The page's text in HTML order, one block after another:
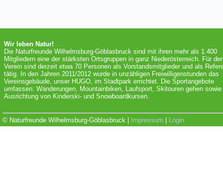
Wir leben Natur!
Die Naturfreunde Wilhelmsburg-Göblasbruck sind mit ihren mehr als 1.400
Mitgliedern eine der stärksten Ortsgruppen in ganz Niederösterreich. Für
Verein sind derzeit etwa 70 Personen als Vorstandsmitglieder und als
tätig. In den Jahren 2011/2012 wurde in unzähligen Freiwilligenstunden das
Vereinsgebäude, unser HUGO, im Stadtpark errichtet. Die Sportangebote
umfassen: Wanderungen, Mountainbiken, Laufsport, Skitouren gehen sowie
Ausrichtung von Kinderski- und Snowboardkursen.
© Naturfreunde Wilhelmsburg-Göblasbruck | Impressum Login